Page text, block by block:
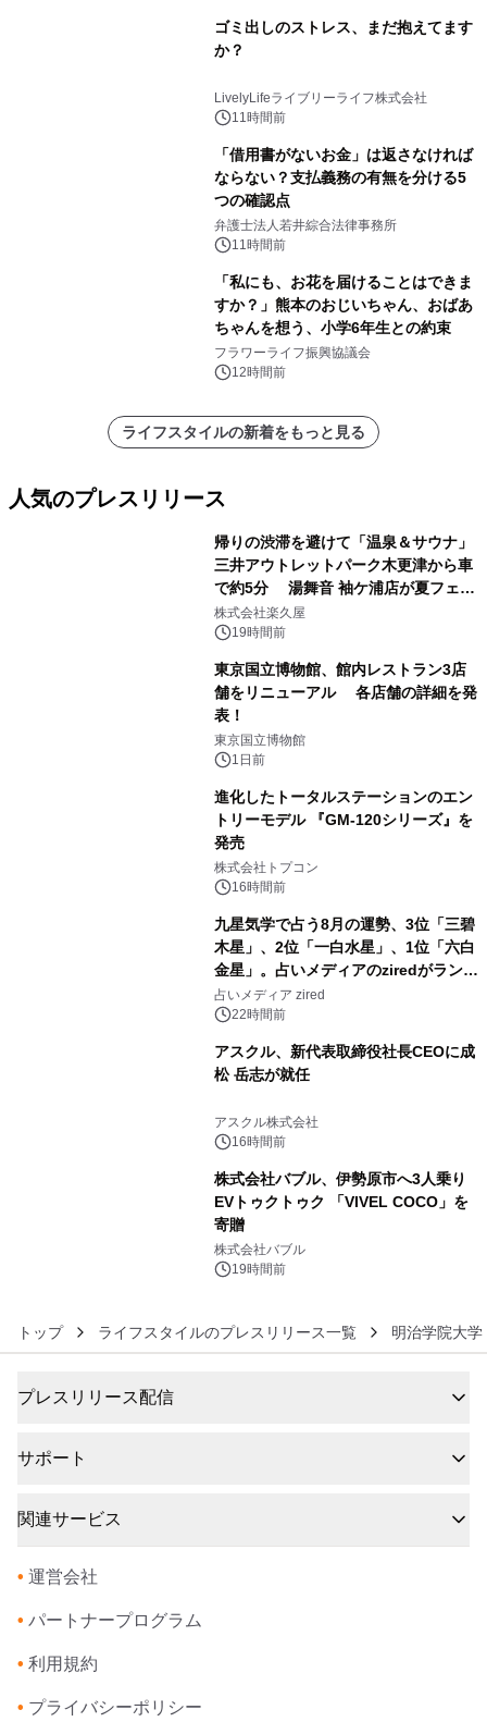
ゴミ出しのストレス、まだ抱えてます
か？
LivelyLifeライブリーライフ株式会社
11時間前
「借用書がないお金」は返さなければ
ならない？支払義務の有無を分ける5
つの確認点
弁護士法人若井綜合法律事務所
11時間前
「私にも、お花を届けることはできま
すか？」熊本のおじいちゃん、おばあ
ちゃんを想う、小学6年生との約束
フラワーライフ振興協議会
12時間前
ライフスタイルの新着をもっと見る
人気のプレスリリース
帰りの渋滞を避けて「温泉＆サウナ」
三井アウトレットパーク木更津から車
で約5分 湯舞音 袖ケ浦店が夏フェア
メニューを提供
株式会社楽久屋
19時間前
東京国立博物館、館内レストラン3店
舗をリニューアル 各店舗の詳細を発
表！
東京国立博物館
1日前
進化したトータルステーションのエン
トリーモデル 『GM-120シリーズ』を
発売
株式会社トプコン
16時間前
九星気学で占う8月の運勢、3位「三碧
木星」、2位「一白水星」、1位「六白
金星」。占いメディアのziredがランキ
ングを発表
占いメディア zired
22時間前
アスクル、新代表取締役社長CEOに成
松 岳志が就任
アスクル株式会社
16時間前
株式会社バブル、伊勢原市へ3人乗り
EVトゥクトゥク 「VIVEL COCO」を
寄贈
株式会社バブル
19時間前
トップ ライフスタイルのプレスリリース一覧 明治学院大学
プレスリリース配信
サポート
関連サービス
• 運営会社
• パートナープログラム
• 利用規約
• プライバシーポリシー